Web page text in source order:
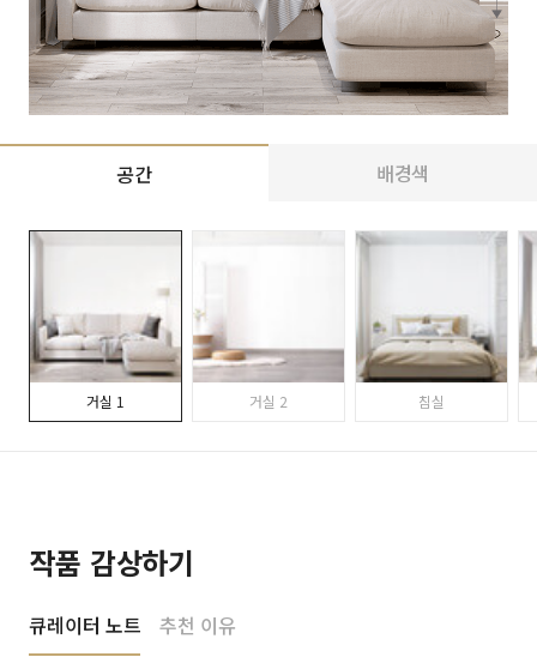
공간 배경색
거실 1 거실 2 침실
작품 감상하기
큐레이터 노트 추천 이유